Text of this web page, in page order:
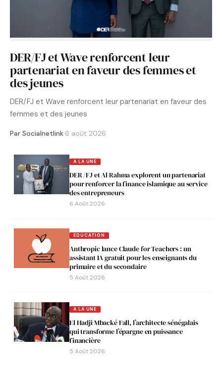
DER/FJ et Wave renforcent leur
partenariat en faveur des femmes et
des jeunes
DER/FJ et Wave renforcent leur partenariat en faveur des
femmes et des jeunes
Par Socialnetlink·6 août 2026
A LA UNE
DER /FJ et Al Rahma explorent un partenariat
pour renforcer la finance islamique au service
des entrepreneurs
6 Août 2026
EDUCATION
Anthropic lance Claude for Teachers : un
assistant IA gratuit pour les enseignants du
primaire et du secondaire
5 Août 2026
A LA UNE
El Hadji Mbacké Fall, l’architecte sénégalais
qui transforme l’épargne en puissance
financière
5 Août 2026